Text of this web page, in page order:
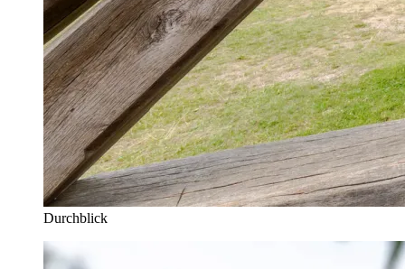
Durchblick